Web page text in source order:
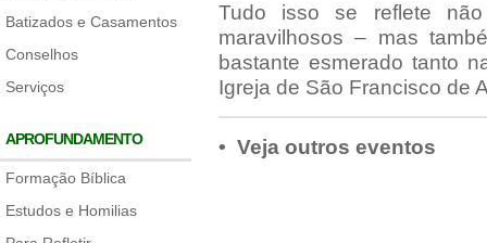
Batizados e Casamentos
Conselhos
Serviços
APROFUNDAMENTO
Formação Bíblica
Estudos e Homilias
Tudo isso se reflete
maravilhosos – mas
bastante esmerado tanto
Igreja de São Francisco de
• Veja outros eventos